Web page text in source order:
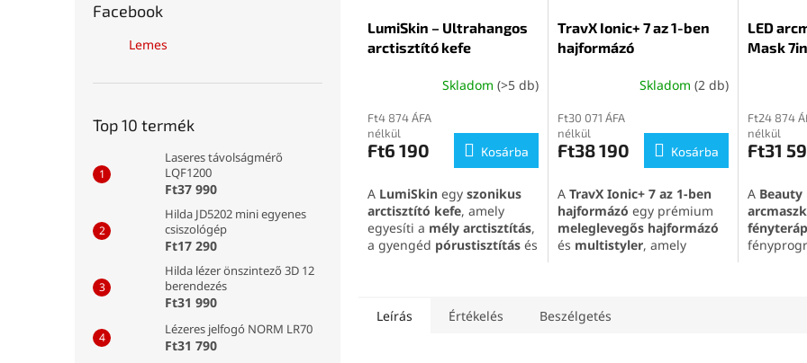
Facebook
Lemes
Top 10 termék
Laseres távolságmérő
LQF1200
Ft37 990
Hilda JD5202 mini egyenes
csiszológép
Ft17 290
Hilda lézer önszintező 3D 12
berendezés
Ft31 990
Lézeres jelfogó NORM LR70
Ft31 790
LumiSkin – Ultrahangos
arctisztító kefe
Skladom (>5 db)
Ft4 874 ÁFA
nélkül
Ft6 190 Kosárba
A LumiSkin egy szonikus
arctisztító kefe, amely
egyesíti a mély arctisztítás,
a gyengéd pórustisztítás és
szilikon, a vízálló kialakítás
TravX Ionic+ 7 az 1-ben
hajformázó
Skladom (2 db)
Ft30 071 ÁFA
nélkül
Ft38 190 Kosárba
A TravX Ionic+ 7 az 1-ben
hajformázó egy prémium
meleglevegős hajformázó
és multistyler, amely
és a göndörítést. A
ford./perc sebességű BLDC
LED
Mask
Ft24 874
nélkül
Ft31
A Beauty
arcmaszk
Leírás Értékelés Beszélgetés